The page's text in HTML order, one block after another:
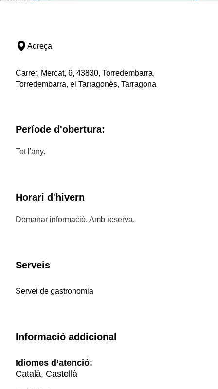
Adreça
Carrer, Mercat, 6, 43830, Torredembarra,
Torredembarra, el Tarragonès, Tarragona
Període d'obertura:
Tot l'any.
Horari d'hivern
Demanar informació. Amb reserva.
Serveis
Servei de gastronomia
Informació addicional
Idiomes d’atenció:
Català, Castellà